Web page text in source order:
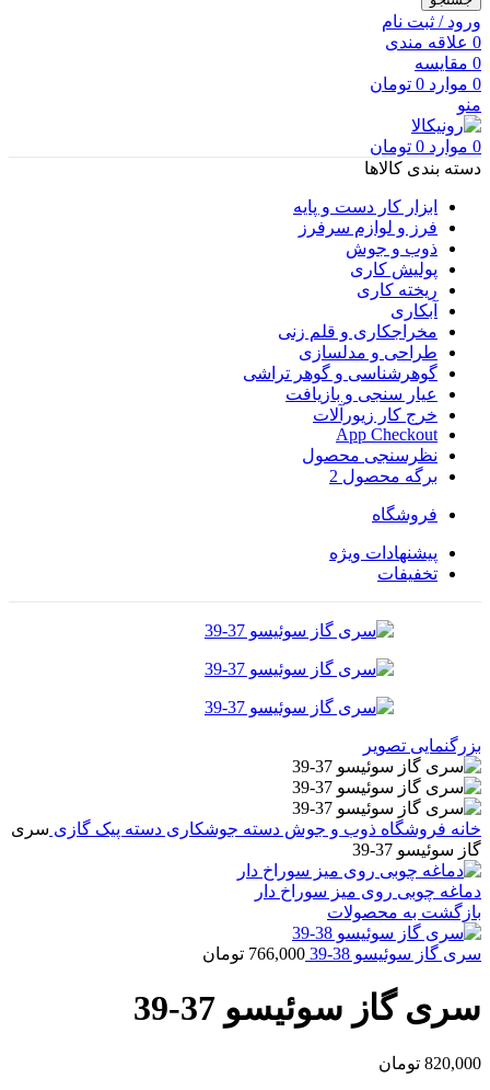
ورود / ثبت نام
0 علاقه مندی
0 مقایسه
0 موارد 0 تومان
منو
0 موارد 0 تومان
دسته بندی کالاها
ابزار کار دست و پایه
فرز و لوازم سرفرز
ذوب و جوش
پولیش کاری
ریخته کاری
آبکاری
مخراجکاری و قلم زنی
طراحی و مدلسازی
گوهرشناسی و گوهر تراشی
عیار سنجی و بازیافت
خرج کار زیورآلات
App Checkout
نظرسنجی محصول
برگه محصول 2
فروشگاه
پیشنهادات ویژه
تخفیفات
بزرگنمایی تصویر
خانه فروشگاه ذوب و جوش دسته جوشکاری دسته پیک گازی سری
گاز سوئیسو 37-39
دماغه چوبی روی میز سوراخ دار
بازگشت به محصولات
سری گاز سوئیسو 38-39 766,000 تومان
سری گاز سوئیسو 37-39
820,000 تومان